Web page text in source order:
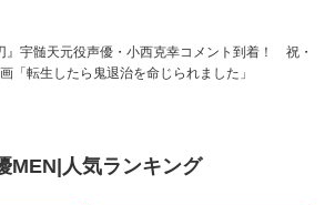
』宇髄天元役声優・小西克幸コメント到着！ 祝・
「転生したら鬼退治を命じられました」
MEN 人気ランキング